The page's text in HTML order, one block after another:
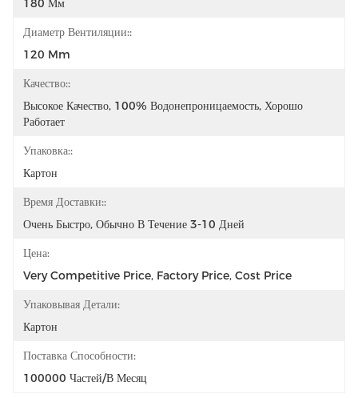
180 Мм
Диаметр Вентиляции::
120 Mm
Качество::
Высокое Качество, 100% Водонепроницаемость, Хорошо
Работает
Упаковка::
Картон
Время Доставки::
Очень Быстро, Обычно В Течение 3-10 Дней
Цена:
Very Competitive Price, Factory Price, Cost Price
Упаковывая Детали:
Картон
Поставка Способности:
100000 Частей/в Месяц